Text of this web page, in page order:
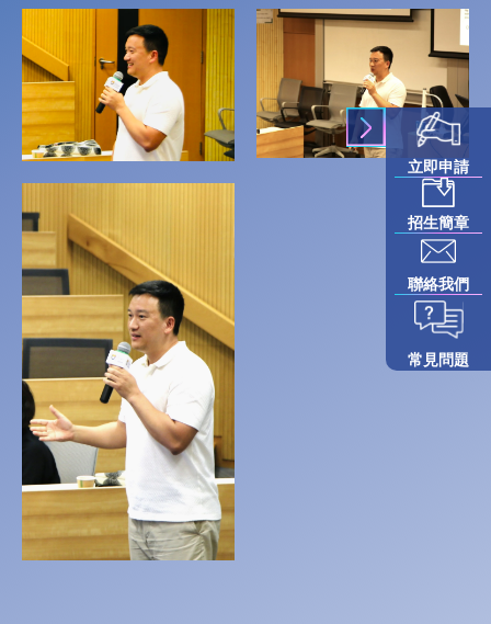
立即申請
招生簡章
聯絡我們
常見問題